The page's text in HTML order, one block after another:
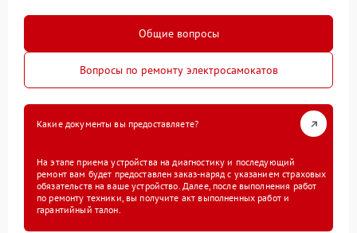
Общие вопросы
Вопросы по ремонту электросамокатов
Какие документы вы предоставляете?
На этапе приема устройства на диагностику и последующий
ремонт вам будет предоставлен заказ-наряд с указанием страховых
обязательств на ваше устройство. Далее, после выполнения работ
по ремонту техники, вы получите акт выполненных работ и
гарантийный талон.